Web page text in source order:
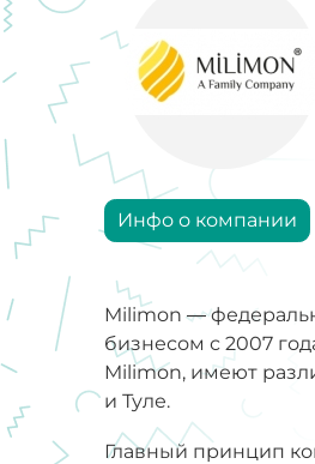
Инфо о компании
Milimon —
бизнесом с 2007
Milimon, имеют
и Туле.
Главный принцип